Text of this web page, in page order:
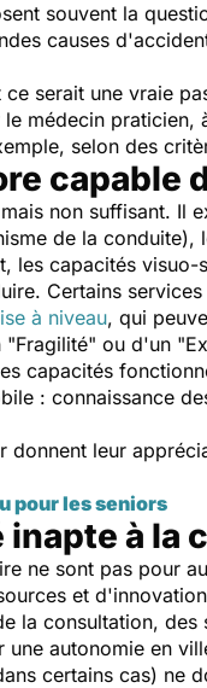
souvent la
causes
serait une vraie
médecin
selon des
capable
non suffisant. Il
de la
les capacités
Certains
à niveau, qui
ou d'un
capacités
: connaissance
leur
pour les seniors
à la
ne sont pas pour
et
la consultation,
autonomie en
certains cas) ne